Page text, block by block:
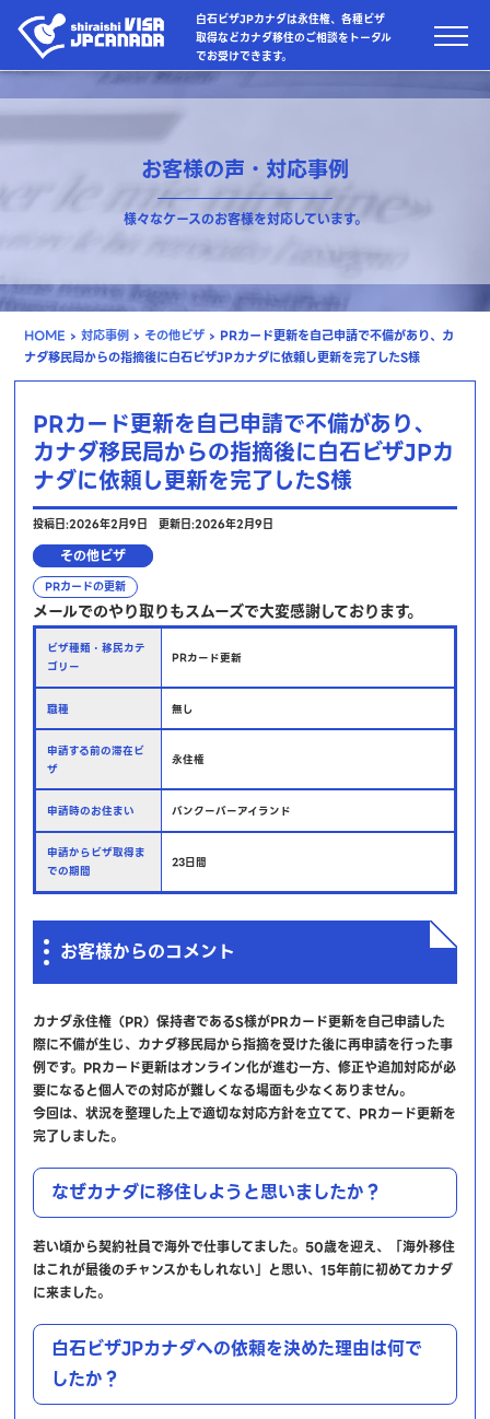
白石ビザJPカナダは永住権、各種ビザ
取得などカナダ移住のご相談をトータル
でお受けできます。
お客様の声・対応事例
様々なケースのお客様を対応しています。
HOME › 対応事例 › その他ビザ › PRカード更新を自己申請で不備があり、カ
ナダ移民局からの指摘後に白石ビザJPカナダに依頼し更新を完了したS様
PRカード更新を自己申請で不備があり、
カナダ移民局からの指摘後に白石ビザJPカ
ナダに依頼し更新を完了したS様
投稿日:2026年2月9日 更新日:2026年2月9日
その他ビザ
PRカードの更新
メールでのやり取りもスムーズで大変感謝しております。
ビザ種類・移民カテ
ゴリー
PRカード更新
職種 無し
申請する前の滞在ビ
ザ
永住権
申請時のお住まい バンクーバーアイランド
申請からビザ取得ま
での期間
23日間
お客様からのコメント
カナダ永住権（PR）保持者であるS様がPRカード更新を自己申請した
際に不備が生じ、カナダ移民局から指摘を受けた後に再申請を行った事
例です。PRカード更新はオンライン化が進む一方、修正や追加対応が必
要になると個人での対応が難しくなる場面も少なくありません。
今回は、状況を整理した上で適切な対応方針を立てて、PRカード更新を
完了しました。
なぜカナダに移住しようと思いましたか？
若い頃から契約社員で海外で仕事してました。50歳を迎え、「海外移住
はこれが最後のチャンスかもしれない」と思い、15年前に初めてカナダ
に来ました。
白石ビザJPカナダへの依頼を決めた理由は何で
したか？